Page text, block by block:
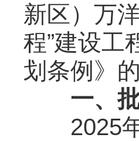
新区）万
程”建设工
划条例》
一、
2025年